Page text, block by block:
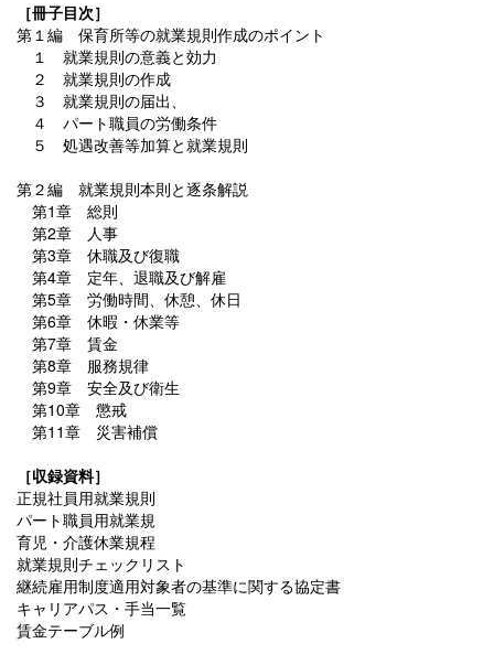
［冊子目次］
第１編 保育所等の就業規則作成のポイント
１ 就業規則の意義と効力
２ 就業規則の作成
３ 就業規則の届出、
４ パート職員の労働条件
５ 処遇改善等加算と就業規則
第２編 就業規則本則と逐条解説
第1章 総則
第2章 人事
第3章 休職及び復職
第4章 定年、退職及び解雇
第5章 労働時間、休憩、休日
第6章 休暇・休業等
第7章 賃金
第8章 服務規律
第9章 安全及び衛生
第10章 懲戒
第11章 災害補償
［収録資料］
正規社員用就業規則
パート職員用就業規
育児・介護休業規程
就業規則チェックリスト
継続雇用制度適用対象者の基準に関する協定書
キャリアパス・手当一覧
賃金テーブル例